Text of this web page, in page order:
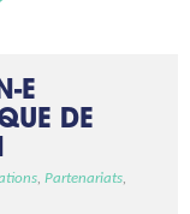
E
DE
, Partenariats,